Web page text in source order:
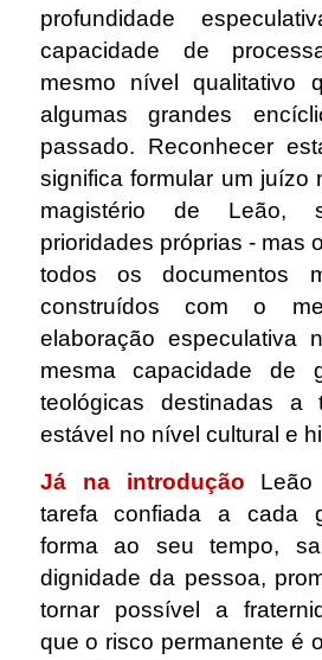
profundidade
capacidade de
mesmo nível qualitativo
algumas grandes
passado. Reconhecer
significa formular um juízo
magistério de Leão,
prioridades próprias - mas
todos os documentos
construídos com o
elaboração especulativa
mesma capacidade de
teológicas destinadas a
estável no nível cultural e
Já na introdução
tarefa confiada a cada
forma ao seu tempo,
dignidade da pessoa,
tornar possível a
que o risco permanente é